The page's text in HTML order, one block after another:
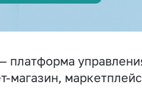
платформа
магазин,